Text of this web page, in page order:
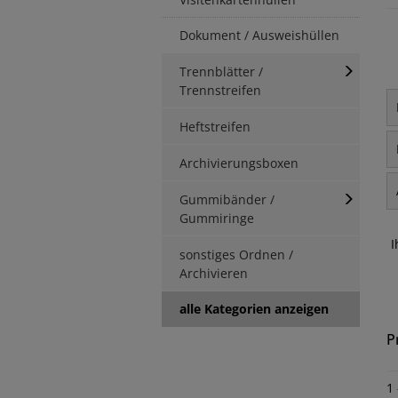
Dokument / Ausweishüllen
Trennblätter /
Trennstreifen
Heftstreifen
Archivierungsboxen
Gummibänder /
Gummiringe
sonstiges Ordnen /
Archivieren
alle Kategorien anzeigen
1